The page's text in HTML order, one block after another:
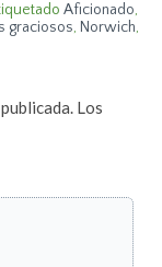
Aficionado,
graciosos, Norwich,
Los